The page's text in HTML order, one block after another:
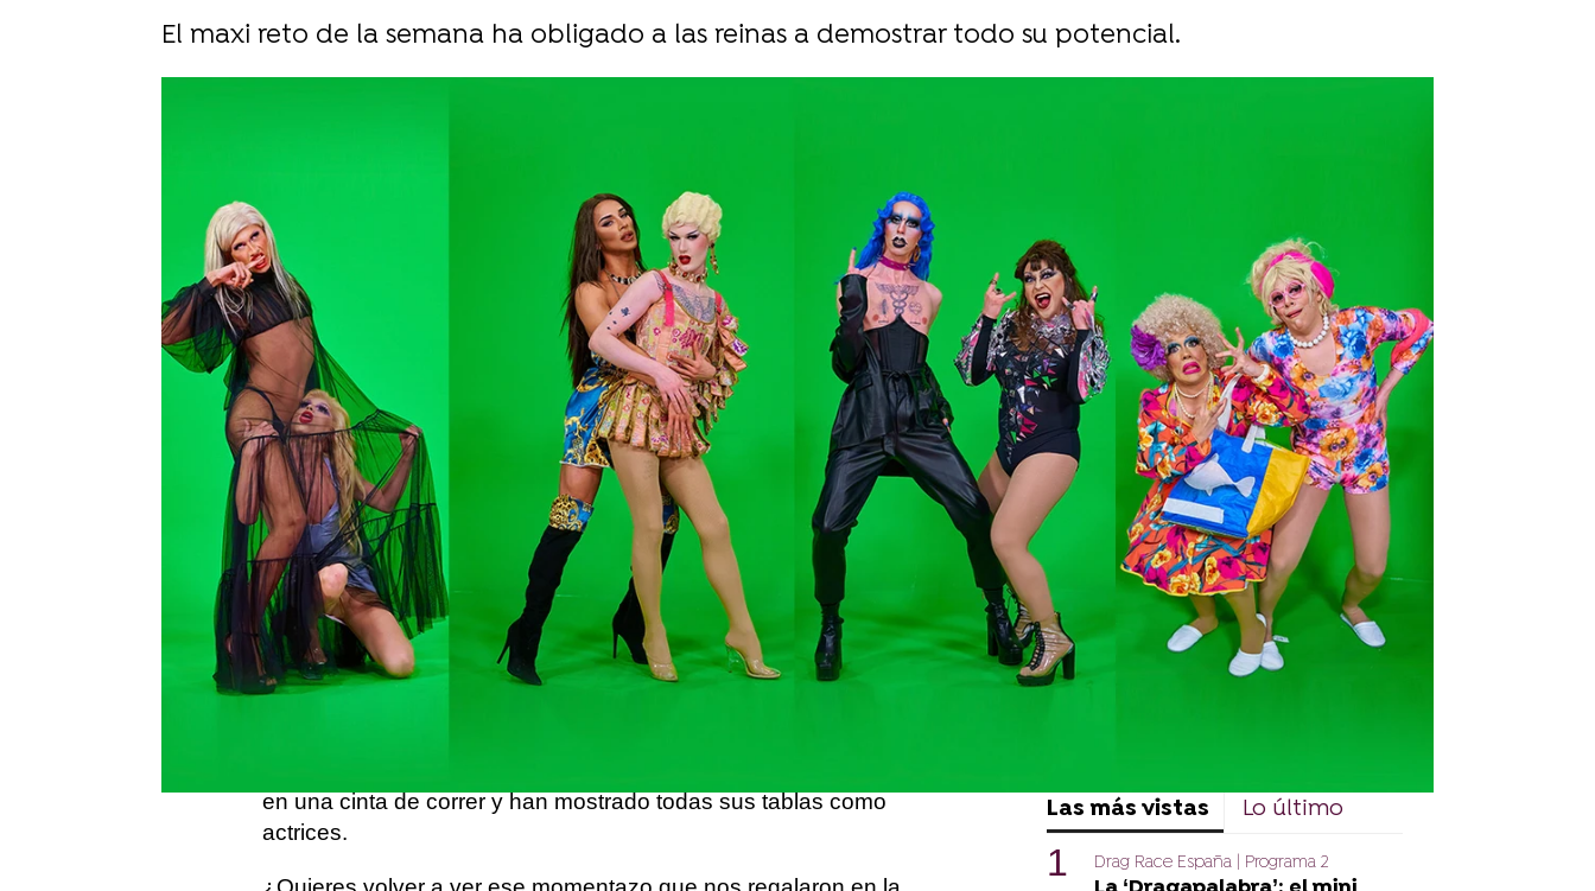
El maxi reto de la semana ha obligado a las reinas a demostrar todo su potencial.
atresplayer
Madrid
Publicado:13 de junio de 2021, 20:23
WhatsappFacebook
TwitterFlipboard
Las ocho reinas de 'Drag Race España' han tenido que demostrar
en el maxi reto de la semana que son unas auténticas mocatrices.
Killer Queen ha sido la encargada de emparejar a nuestras reinas y
otorgarles una forma de ser específica para enfrentarse al reto.
en una cinta de correr y han mostrado todas sus tablas como
actrices.
Las más vistas Lo último
Drag Race España | Programa 2